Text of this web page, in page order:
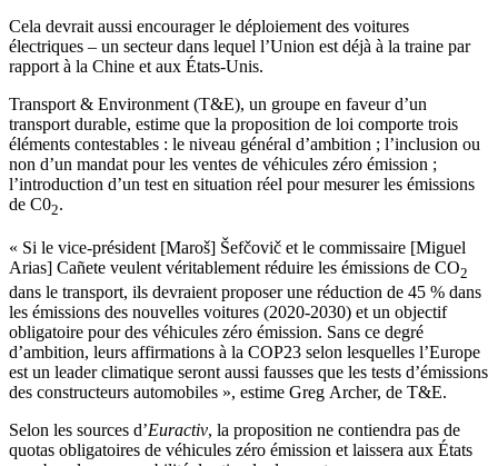
Cela devrait aussi encourager le déploiement des voitures
électriques – un secteur dans lequel l’Union est déjà à la traine par
rapport à la Chine et aux États-Unis.
Transport & Environment (T&E), un groupe en faveur d’un
transport durable, estime que la proposition de loi comporte trois
éléments contestables : le niveau général d’ambition ; l’inclusion ou
non d’un mandat pour les ventes de véhicules zéro émission ;
l’introduction d’un test en situation réel pour mesurer les émissions
de C02.
« Si le vice-président [Maroš] Šefčovič et le commissaire [Miguel
Arias] Cañete veulent véritablement réduire les émissions de CO2
dans le transport, ils devraient proposer une réduction de 45 % dans
les émissions des nouvelles voitures (2020-2030) et un objectif
obligatoire pour des véhicules zéro émission. Sans ce degré
d’ambition, leurs affirmations à la COP23 selon lesquelles l’Europe
est un leader climatique seront aussi fausses que les tests d’émissions
des constructeurs automobiles », estime Greg Archer, de T&E.
Selon les sources d’Euractiv, la proposition ne contiendra pas de
quotas obligatoires de véhicules zéro émission et laissera aux États